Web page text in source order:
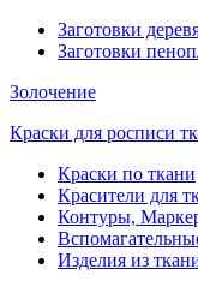
Заготовки
Заготовки
Золочение
Краски для росписи
Краски по ткани
Красители для
Контуры,
Изделия из